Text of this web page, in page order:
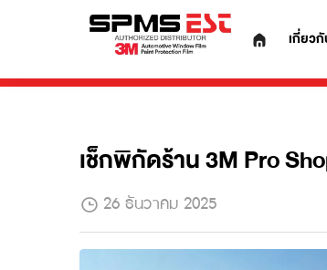
เช็กพิกัดร้าน 3M Pro
26 ธันวาคม 2025